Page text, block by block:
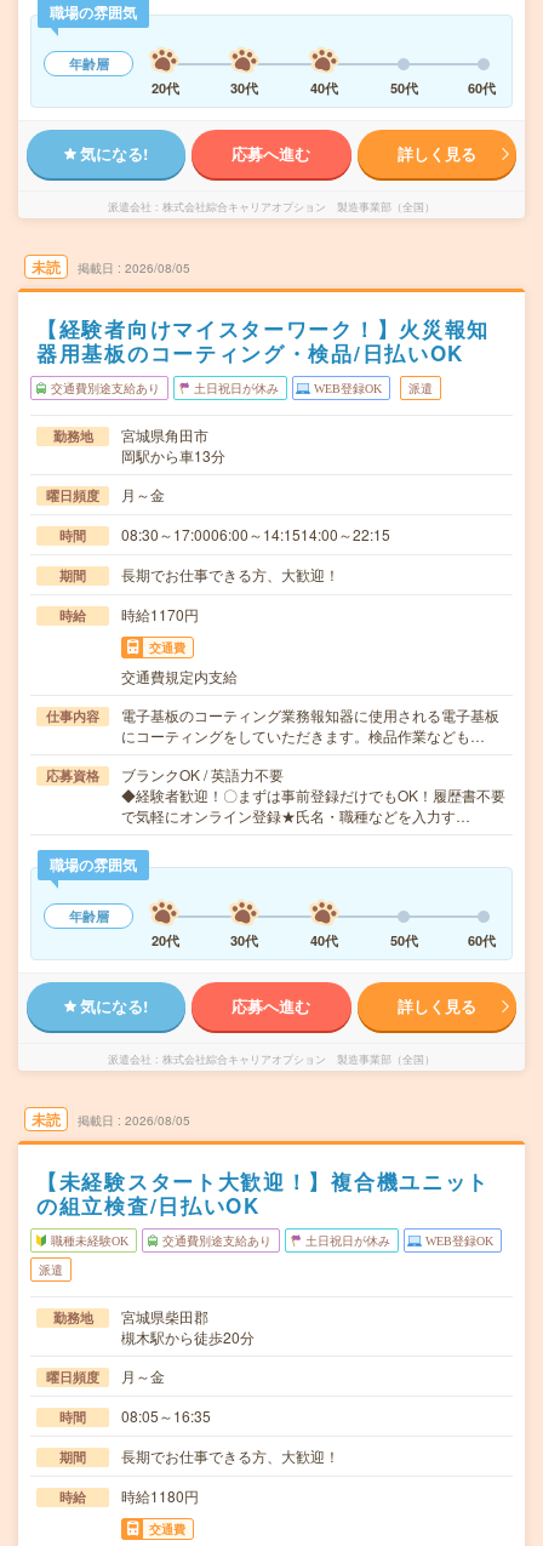
職場の雰囲気
年齢層
20代
30代 40代 50代 60代
気になる! 応募へ進む 詳しく見る
派遣会社 株式会社綜合キャリアオプション 製造事業部（全国）
未読 掲載日 2026/08/05
【経験者向けマイスターワーク！】火災報知
器用基板のコーティング・検品/日払いOK
交通費別途支給あり 土日祝日が休み WEB登録OK 派遣
勤務地
宮城県角田市
岡駅から車13分
曜日頻度 月～金
時間 08:30～17:0006:00～14:1514:00～22:15
期間 長期でお仕事できる方、大歓迎！
時給 時給1170円
交通費
交通費規定内支給
仕事内容
電子基板のコーティング業務報知器に使用される電子基板
にコーティングをしていただきます。検品作業なども…
応募資格
ブランクOK / 英語力不要
◆経験者歓迎！〇まずは事前登録だけでもOK！履歴書不要
で気軽にオンライン登録★氏名・職種などを入力す…
職場の雰囲気
年齢層
20代
30代 40代 50代 60代
気になる! 応募へ進む 詳しく見る
派遣会社 株式会社綜合キャリアオプション 製造事業部（全国）
未読 掲載日 2026/08/05
【未経験スタート大歓迎！】複合機ユニット
の組立検査/日払いOK
職種未経験OK 交通費別途支給あり 土日祝日が休み WEB登録OK
派遣
勤務地
宮城県柴田郡
槻木駅から徒歩20分
曜日頻度 月～金
時間 08:05～16:35
期間 長期でお仕事できる方、大歓迎！
時給 時給1180円
交通費